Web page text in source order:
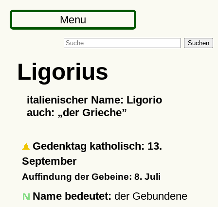
Menu
Suchen
Ligorius
italienischer Name: Ligorio
auch:
der Grieche
Gedenktag katholisch: 13.
September
Auffindung der Gebeine: 8. Juli
Name bedeutet: der Gebundene